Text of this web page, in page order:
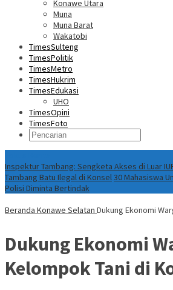
Konawe Utara
Muna
Muna Barat
Wakatobi
TimesSulteng
TimesPolitik
TimesMetro
TimesHukrim
TimesEdukasi
UHO
TimesOpini
TimesFoto
Inspektur Tambang: Sengketa Akses di Luar
Tambang Batu Ilegal di Konsel30 Mahasiswa
Polisi Diminta Bertindak
Beranda Konawe Selatan Dukung Ekonomi
Dukung Ekonomi
Kelompok Tani di